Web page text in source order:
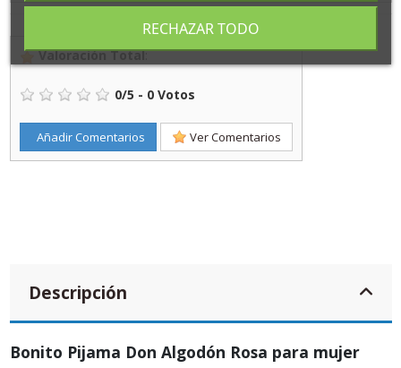
Valoración Total:
0/5 - 0 Votos
Añadir Comentarios Ver Comentarios
Descripción
Bonito Pijama Don Algodón Rosa para mujer
RECHAZAR TODO